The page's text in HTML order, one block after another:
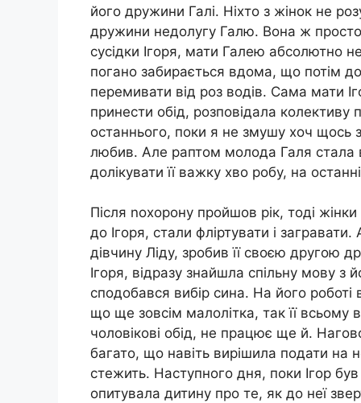
його дружини Галі. Ніхто з жінок не
дружини недолугу Галю. Вона ж
сусідки Ігоря, мати Галею абсолютно
погано забирається вдома, що потім
перемивати від роз водів. Сама мати
принести обід, розповідала
останнього, поки я не змушу хоч щось
любив. Але раптом молода Галя стала
долікувати її важку хво робу, на
Після nохорону пройшов рік, тоді
до Ігоря, стали фліртувати і
дівчину Ліду, зробив її своєю другою
Ігоря, відразу знайшла спільну мову
сподобався вибір сина. На його
що ще зовсім малолітка, так її
чоловікові обід, не працює ще й.
багато, що навіть вирішила подати на
стежить. Наступного дня, поки Ігор
опитувала дитину про те, як до неї